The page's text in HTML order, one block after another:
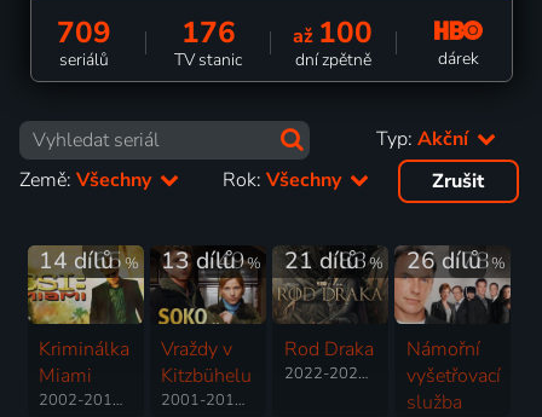
709
seriálů
176
TV stanic
až 100
dní zpětně dárek
Typ: Akční
Země: Všechny Rok:Všechny Zrušit
65%
14 dílů
Kriminálka
Miami
2002-2011 | USA, Kanada | Thriller, Akční, Drama, Krimi, Mysteriózní
49%
13 dílů
Vraždy v
Kitzbühelu
2001-2012 | Rakousko | Krimi, Akční
83%
21 dílů
Rod Draka
2022-2026 | USA | Thriller, Akční, Dobrodružný, Drama, Fantasy, Romantický
78%
26 dílů
Námořní
vyšetřovací
služba